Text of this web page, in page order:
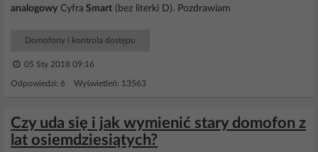
analogowy Cyfra Smart (bez literki D). Pozdrawiam
Domofony i kontrola dostępu
05 Sty 2018 09:16
Odpowiedzi: 6 Wyświetleń: 13563
Czy uda się i jak wymienić stary domofon z
lat osiemdziesiątych?